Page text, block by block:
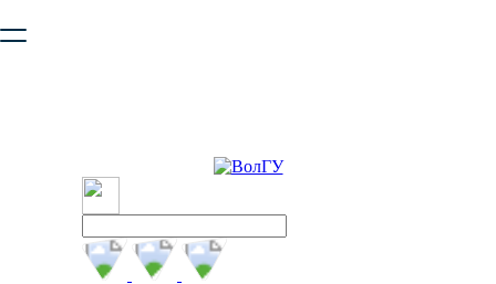
безопасную работу с сайтом. Пожалуйста